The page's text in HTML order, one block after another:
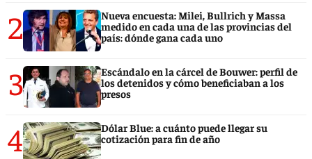
2
Nueva encuesta: Milei, Bullrich y Massa
medido en cada una de las provincias del
país: dónde gana cada uno
3
Escándalo en la cárcel de Bouwer: perfil de
los detenidos y cómo beneficiaban a los
presos
4
Dólar Blue: a cuánto puede llegar su
cotización para fin de año